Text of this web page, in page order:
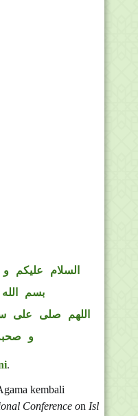
السلام عليكم
بسم
اللهم صلى على
و
.
kembali
Conference on Isl